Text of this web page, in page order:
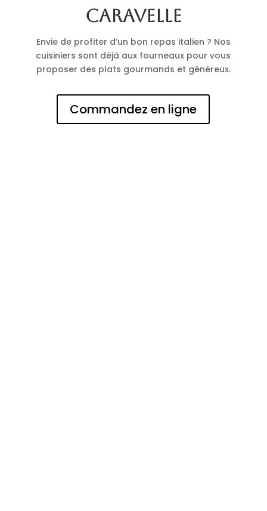
Caravelle
Envie de profiter d’un bon repas italien ? Nos
cuisiniers sont déjà aux fourneaux pour vous
proposer des plats gourmands et généreux.
Commandez en ligne